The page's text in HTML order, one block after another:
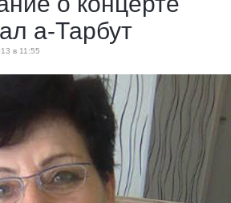
а-Тарбут
в 11:55